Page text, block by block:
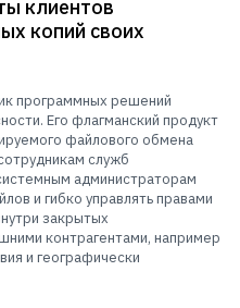
клиентов
копий своих
программных решений
Его флагманский продукт
файлового обмена
служб
администраторам
и гибко управлять правами
закрытых
контрагентами, например
и географически